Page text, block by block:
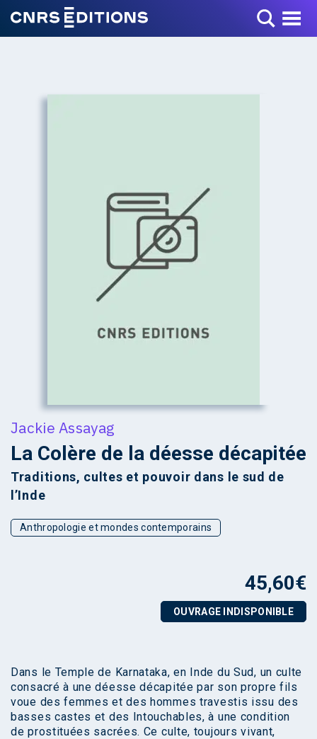
Toggle Menu
Jackie Assayag
La Colère de la déesse décapitée
Traditions, cultes et pouvoir dans le sud de
l’Inde
Anthropologie et mondes contemporains
45,60€
OUVRAGE INDISPONIBLE
Dans le Temple de Karnataka, en Inde du Sud, un culte
consacré à une déesse décapitée par son propre fils
voue des femmes et des hommes travestis issu des
basses castes et des Intouchables, à une condition
de prostituées sacrées. Ce culte, toujours vivant,